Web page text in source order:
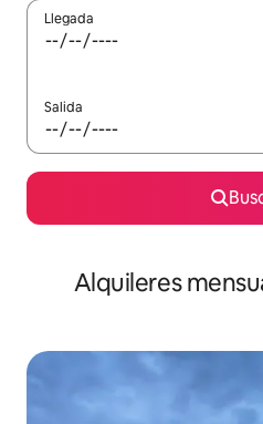
Llegada
Salida
Alquileres